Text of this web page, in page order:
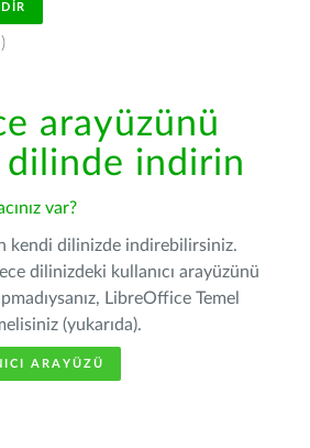
)
arayüzünü
dilinde indirin
var?
kendi dilinizde indirebilirsiniz.
dilinizdeki kullanıcı arayüzünü
LibreOffice Temel
(yukarıda).
ARAYÜZÜ